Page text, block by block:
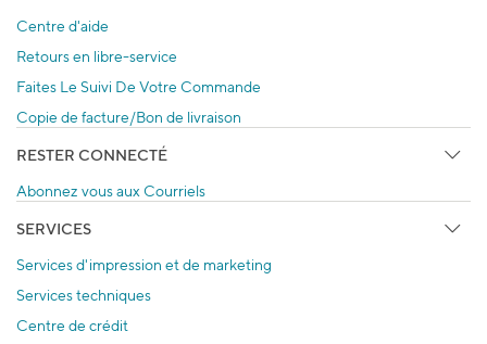
Centre d'aide
Retours en libre-service
Faites Le Suivi De Votre Commande
Copie de facture/Bon de livraison
RESTER CONNECTÉ
Abonnez vous aux Courriels
SERVICES
Services d'impression et de marketing
Services techniques
Centre de crédit